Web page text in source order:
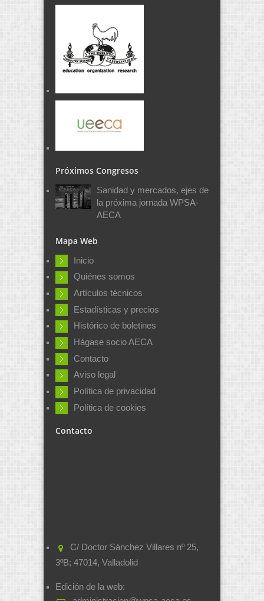
Próximos Congresos
Sanidad y mercados, ejes de
la próxima jornada WPSA-
AECA
Mapa Web
Inicio
Quiénes somos
Artículos técnicos
Estadísticas y precios
Histórico de boletines
Hágase socio AECA
Contacto
Aviso legal
Política de privacidad
Política de cookies
Contacto
C/ Doctor Sánchez Villares nº 25,
3ºB; 47014, Valladolid
Edición de la web: